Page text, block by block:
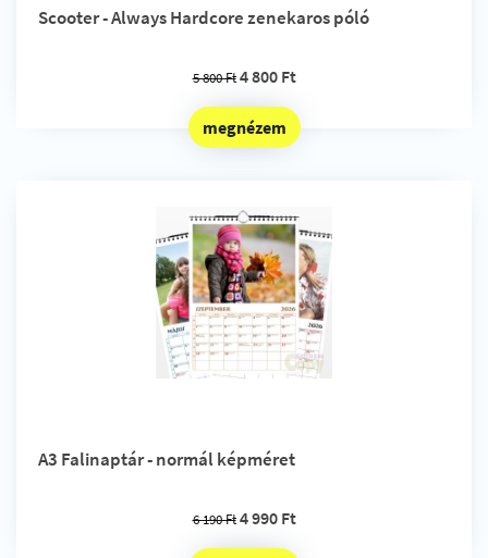
Scooter - Always Hardcore zenekaros póló
5 800 Ft 4 800 Ft
megnézem
A3 Falinaptár - normál képméret
6 190 Ft 4 990 Ft